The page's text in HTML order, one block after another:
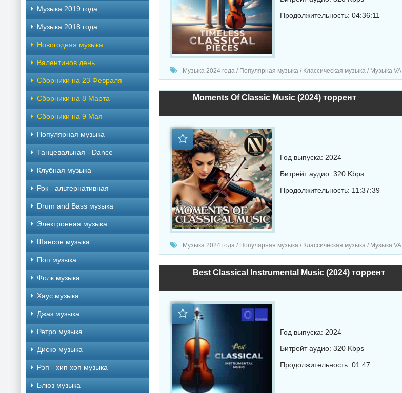
Продолжительность: 04:36:11
Музыка 2024 года / Популярная музыка / Классическая музыка / Музыка VA
Moments Of Classic Music (2024) торрент
Год выпуска: 2024
Битрейт аудио: 320 Kbps
Продолжительность: 11:37:39
Музыка 2024 года / Популярная музыка / Классическая музыка / Музыка VA
Best Classical Instrumental Music (2024) торрент
Год выпуска: 2024
Битрейт аудио: 320 Kbps
Продолжительность: 01:47
Музыка 2019 года
Музыка 2018 года
Новогодняя музыка
Валентинов день
Сборники на 23 Февраля
Сборники на 8 Марта
Сборники на 9 Мая
Популярная музыка
Танцевальная - Dance
Клубная музыка
Рок - альтернативная
Drum and Bass музыка
Электронная музыка
Шансон музыка
Поп музыка
Фолк музыка
Хаус музыка
Джаз музыка
Ретро музыка
Диско музыка
Рэп - хип хоп музыка
Блюз музыка